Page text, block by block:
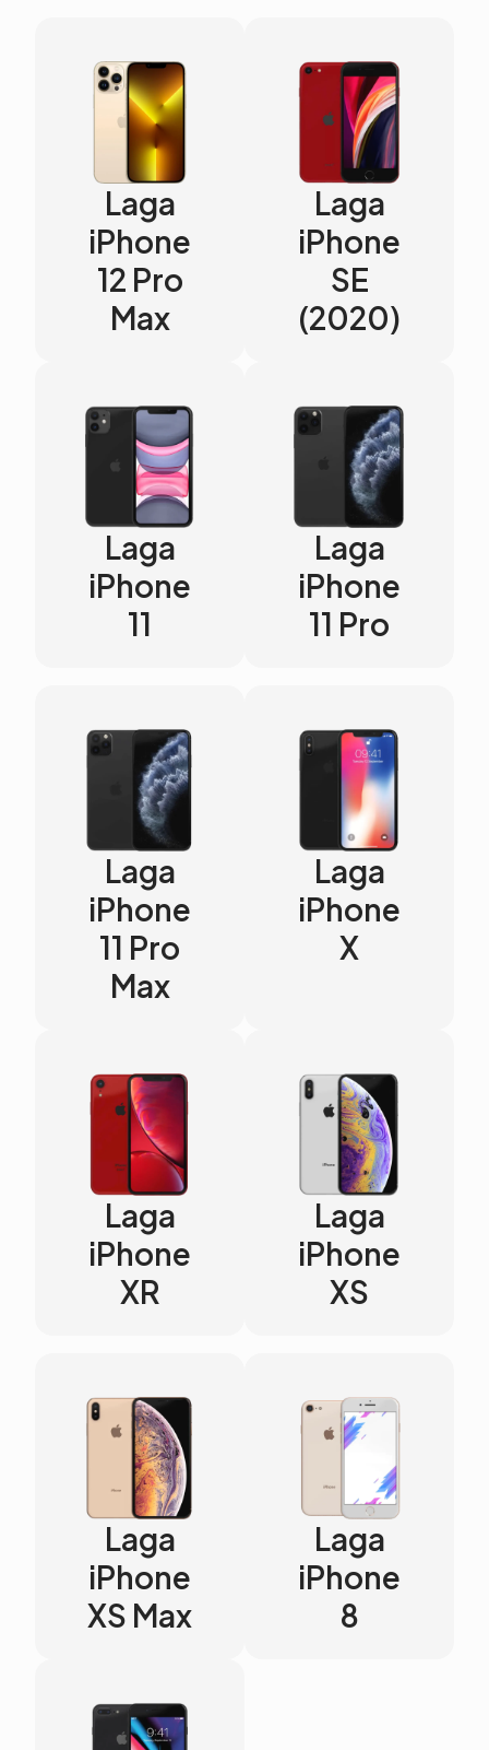
Laga
iPhone
12 Pro
Max
Laga
iPhone
SE
(2020)
Laga
iPhone
11
Laga
iPhone
11 Pro
Laga
iPhone
11 Pro
Max
Laga
iPhone
X
Laga
iPhone
XR
Laga
iPhone
XS
Laga
iPhone
XS Max
Laga
iPhone
8